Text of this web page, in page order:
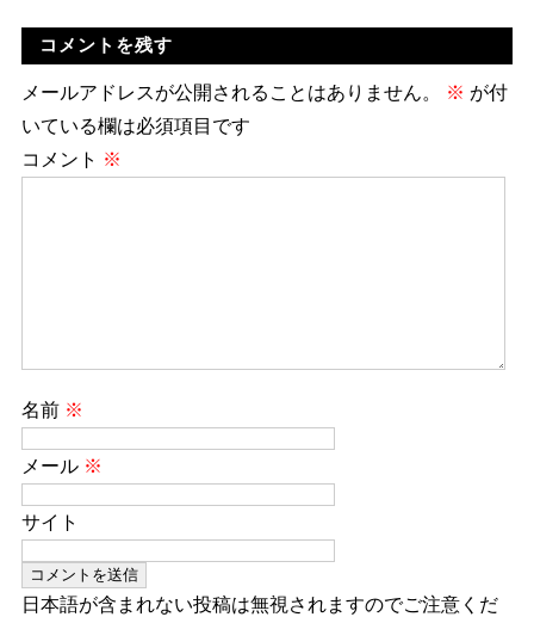
コメントを残す
メールアドレスが公開されることはありません。 ※ が付
いている欄は必須項目です
コメント ※
名前 ※
メール ※
サイト
日本語が含まれない投稿は無視されますのでご注意くだ